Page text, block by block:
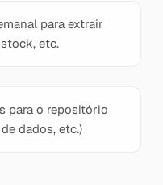
para extrair
etc.
para o repositório
dados, etc.)